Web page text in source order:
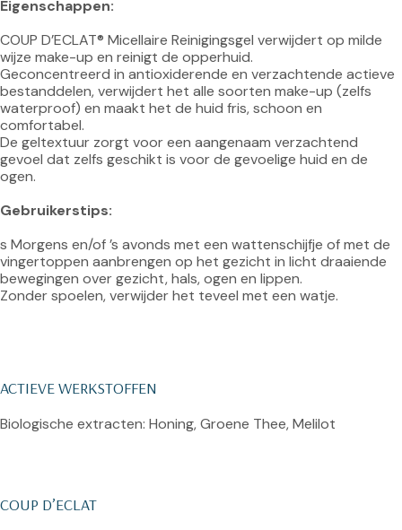
Eigenschappen:
COUP D’ECLAT® Micellaire Reinigingsgel verwijdert op milde
wijze make-up en reinigt de opperhuid.
Geconcentreerd in antioxiderende en verzachtende actieve
bestanddelen, verwijdert het alle soorten make-up (zelfs
waterproof) en maakt het de huid fris, schoon en
comfortabel.
De geltextuur zorgt voor een aangenaam verzachtend
gevoel dat zelfs geschikt is voor de gevoelige huid en de
ogen.
Gebruikerstips:
s Morgens en/of ’s avonds met een wattenschijfje of met de
vingertoppen aanbrengen op het gezicht in licht draaiende
bewegingen over gezicht, hals, ogen en lippen.
ACTIEVE WERKSTOFFEN
Biologische extracten: Honing, Groene Thee, Melilot
COUP D’ECLAT